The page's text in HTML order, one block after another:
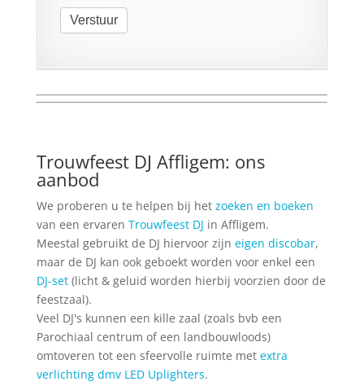
Verstuur
Trouwfeest DJ Affligem: ons
aanbod
We proberen u te helpen bij het zoeken en boeken
van een ervaren Trouwfeest DJ in Affligem.
Meestal gebruikt de DJ hiervoor zijn eigen discobar,
maar de DJ kan ook geboekt worden voor enkel een
DJ-set (licht & geluid worden hierbij voorzien door de
feestzaal).
Veel DJ's kunnen een kille zaal (zoals bvb een
Parochiaal centrum of een landbouwloods)
omtoveren tot een sfeervolle ruimte met extra
verlichting dmv LED Uplighters.